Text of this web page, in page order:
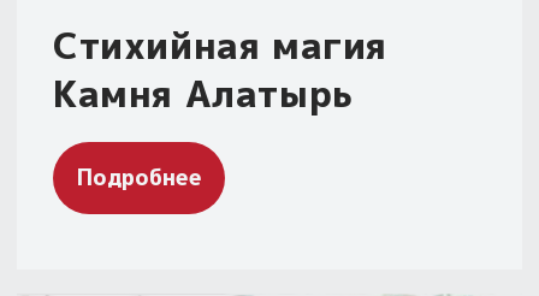
Стихийная магия
Камня Алатырь
Подробнее